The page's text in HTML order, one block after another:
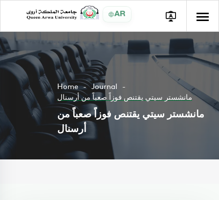
AR
Home
Journal
مانشستر سيتي يقتنص فوزاً صعباً من أرسنال
مانشستر سيتي يقتنص فوزاً صعباً من
أرسنال